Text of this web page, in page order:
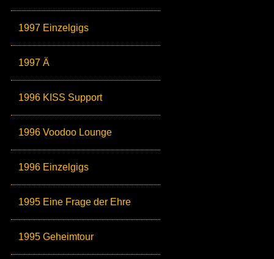
1997 Einzelgigs
1997 Ä
1996 KISS Support
1996 Voodoo Lounge
1996 Einzelgigs
1995 Eine Frage der Ehre
1995 Geheimtour